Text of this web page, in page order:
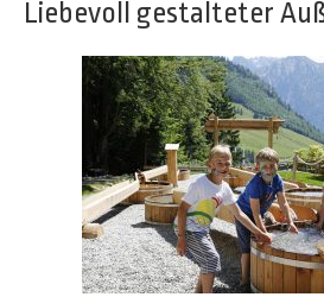
Liebevoll gestalteter